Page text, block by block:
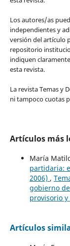
Los autores/as
independientes y
versión del artículo
repositorio
indiquen
esta revista.
La revista Temas y
ni tampoco cuotas
Artículos más
María
partidaria:
2006) ,
gobierno
provisorio y
Artículos